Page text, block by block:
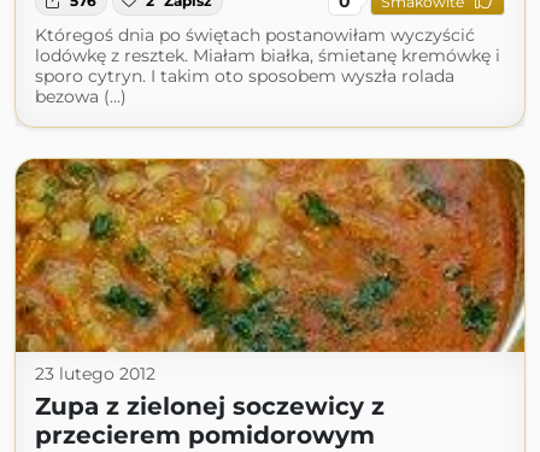
Któregoś dnia po świętach postanowiłam wyczyścić
lodówkę z resztek. Miałam białka, śmietanę kremówkę i
sporo cytryn. I takim oto sposobem wyszła rolada
bezowa (...)
23 lutego 2012
Zupa z zielonej soczewicy z
przecierem pomidorowym